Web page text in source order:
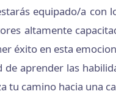
equipado/a con
altamente
éxito en esta
aprender las
tu camino hacia una